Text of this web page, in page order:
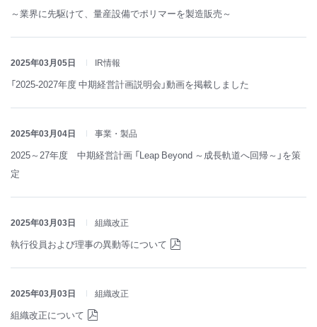
～業界に先駆けて、量産設備でポリマーを製造販売～
2025年03月05日 IR情報
「2025-2027年度 中期経営計画説明会」動画を掲載しました
2025年03月04日 事業・製品
2025～27年度 中期経営計画 「Leap Beyond ～成長軌道へ回帰～」を策
定
2025年03月03日 組織改正
執行役員および理事の異動等について
2025年03月03日 組織改正
組織改正について